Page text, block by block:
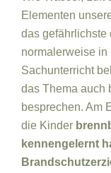
Elementen
das gefährlichste
normalerweise in
Sachunterricht
das Thema auch
besprechen. Am
die Kinder
kennengelernt